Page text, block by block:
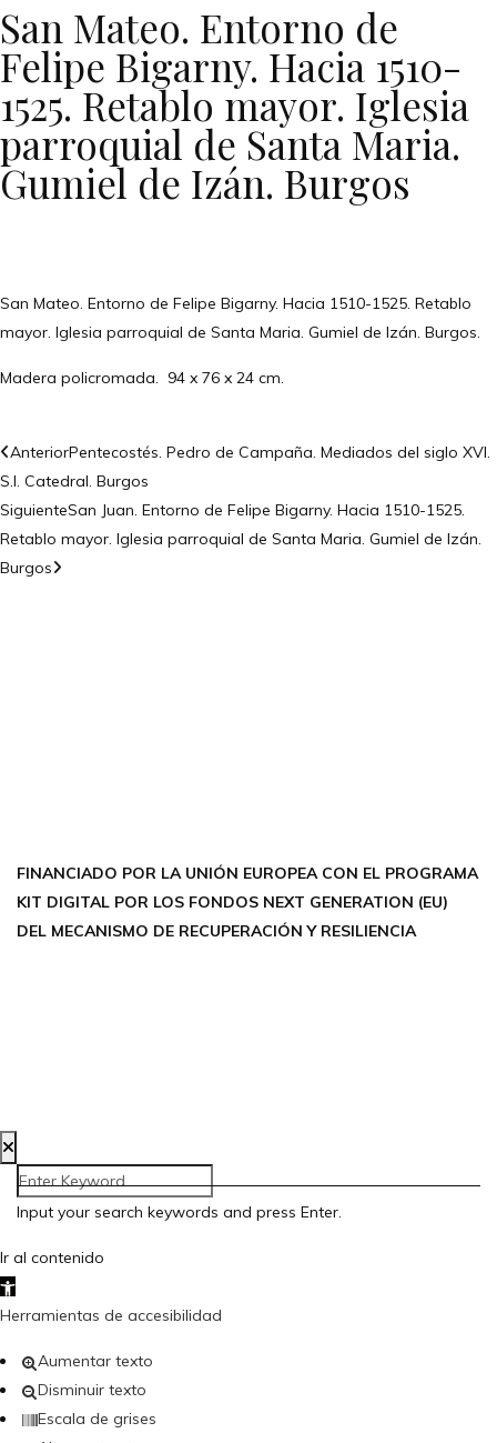
San Mateo. Entorno de
Felipe Bigarny. Hacia 1510-
1525. Retablo mayor. Iglesia
parroquial de Santa Maria.
Gumiel de Izán. Burgos
San Mateo. Entorno de Felipe Bigarny. Hacia 1510-1525. Retablo
mayor. Iglesia parroquial de Santa Maria. Gumiel de Izán. Burgos.
Madera policromada. 94 x 76 x 24 cm.
AnteriorPentecostés. Pedro de Campaña. Mediados del siglo XVI.
S.I. Catedral. Burgos
SiguienteSan Juan. Entorno de Felipe Bigarny. Hacia 1510-1525.
Retablo mayor. Iglesia parroquial de Santa Maria. Gumiel de Izán.
Burgos
FINANCIADO POR LA UNIÓN EUROPEA CON EL PROGRAMA
KIT DIGITAL POR LOS FONDOS NEXT GENERATION (EU)
DEL MECANISMO DE RECUPERACIÓN Y RESILIENCIA
Input your search keywords and press Enter.
Ir al contenido
Abrir barra de herramientas
Herramientas de accesibilidad
Aumentar texto
Disminuir texto
Escala de grises